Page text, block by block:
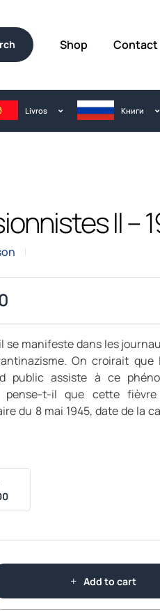
Shop Contact
Livros Kниги
II –
se manifeste dans les
On croirait
public assiste à ce
pense-t-il que cette
du 8 mai 1945, date de la
Add to cart